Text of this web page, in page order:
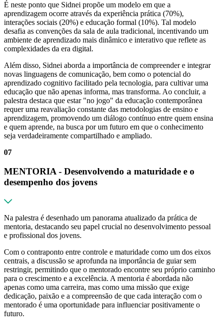
É neste ponto que Sidnei propõe um modelo em que a
aprendizagem ocorre através da experiência prática (70%),
interações sociais (20%) e educação formal (10%). Tal modelo
desafia as convenções da sala de aula tradicional, incentivando um
ambiente de aprendizado mais dinâmico e interativo que reflete as
complexidades da era digital.
Além disso, Sidnei aborda a importância de compreender e integrar
novas linguagens de comunicação, bem como o potencial do
aprendizado cognitivo facilitado pela tecnologia, para cultivar uma
educação que não apenas informa, mas transforma. Ao concluir, a
palestra destaca que estar "no jogo" da educação contemporânea
requer uma reavaliação constante das metodologias de ensino e
aprendizagem, promovendo um diálogo contínuo entre quem ensina
e quem aprende, na busca por um futuro em que o conhecimento
seja verdadeiramente compartilhado e ampliado.
07
MENTORIA - Desenvolvendo a maturidade e o
desempenho dos jovens
Na palestra é desenhado um panorama atualizado da prática de
mentoria, destacando seu papel crucial no desenvolvimento pessoal
e profissional dos jovens.
Com o contraponto entre controle e maturidade como um dos eixos
centrais, a discussão se aprofunda na importância de guiar sem
restringir, permitindo que o mentorado encontre seu próprio caminho
para o crescimento e a excelência. A mentoria é abordada não
apenas como uma carreira, mas como uma missão que exige
dedicação, paixão e a compreensão de que cada interação com o
mentorado é uma oportunidade para influenciar positivamente o
futuro.